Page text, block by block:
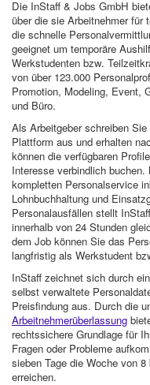
Die InStaff & Jobs GmbH
über die sie Arbeitnehmer für
die schnelle
geeignet um temporäre
Werkstudenten bzw.
von über 123.000
Promotion, Modeling, Event,
und Büro.
Als Arbeitgeber schreiben
Plattform aus und erhalten
können die verfügbaren
Interesse verbindlich
kompletten Personalservice
Lohnbuchhaltung und
Personalausfällen stellt
innerhalb von 24 Stunden
dem Job können Sie das
langfristig als Werkstudent
InStaff zeichnet sich durch
selbst verwaltete
Preisfindung aus. Durch die
Arbeitnehmerüberlassung
rechtssichere Grundlage für
Fragen oder Probleme
sieben Tage die Woche von
erreichen.